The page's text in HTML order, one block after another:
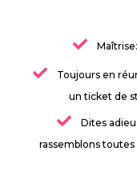
Toujours en
un ticket de
Dites
rassemblons